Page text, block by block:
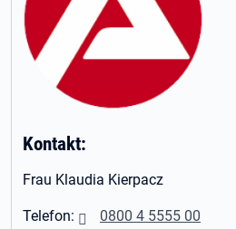
Kontakt:
Frau Klaudia Kierpacz
Telefon: 0800 4 5555 00